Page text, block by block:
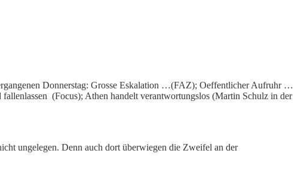
Donnerstag: Grosse Eskalation …(FAZ); Oeffentlicher Aufruhr …
(Focus); Athen handelt verantwortungslos (Martin Schulz in der
ungelegen. Denn auch dort überwiegen die Zweifel an der